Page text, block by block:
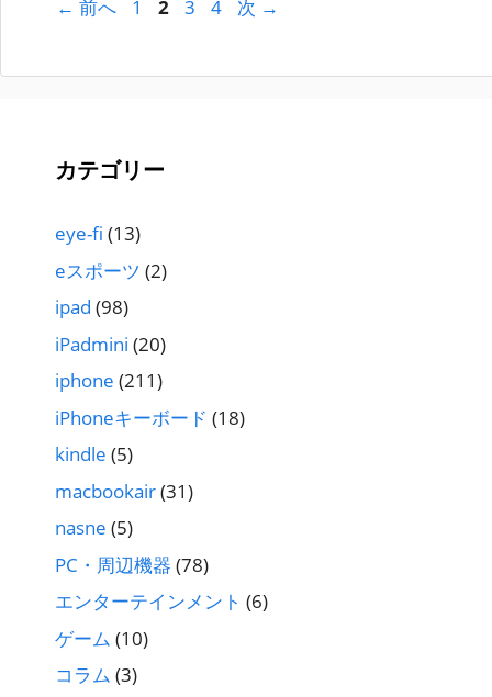
← 前へ
ペ
1
ペ
2
ペ
3
ペ
4 次 →
カテゴリー
eye-fi (13)
eスポーツ (2)
ipad (98)
iPadmini (20)
iphone (211)
iPhoneキーボード (18)
kindle (5)
macbookair(31)
nasne (5)
PC・周辺機器 (78)
エンターテインメント (6)
ゲーム (10)
コラム (3)